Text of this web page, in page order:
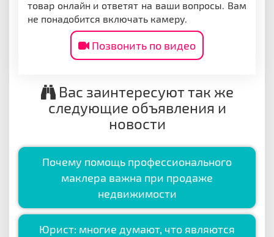
товар онлайн и ответят на ваши вопросы. Вам
не понадобится включать камеру.
Позвонить по видео
Вас заинтересуют так же
следующие объявления и
новости
Почему помощь профессионального
маклера важна при продаже
недвижимости
Юрист: многие думают, что являются